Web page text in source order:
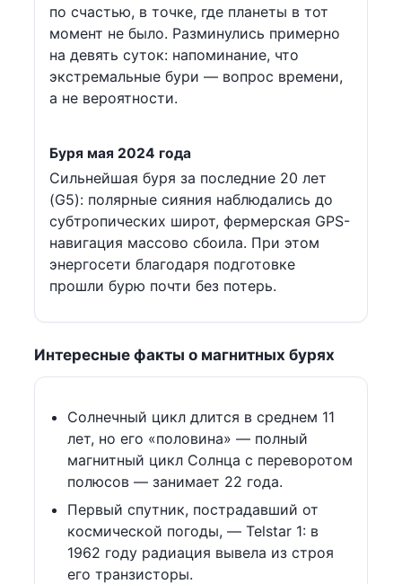
по счастью, в точке, где планеты в тот
момент не было. Разминулись примерно
на девять суток: напоминание, что
экстремальные бури — вопрос времени,
а не вероятности.
Буря мая 2024 года
Сильнейшая буря за последние 20 лет
(G5): полярные сияния наблюдались до
субтропических широт, фермерская GPS-
навигация массово сбоила. При этом
энергосети благодаря подготовке
прошли бурю почти без потерь.
Интересные факты о магнитных бурях
Солнечный цикл длится в среднем 11
лет, но его «половина» — полный
магнитный цикл Солнца с переворотом
полюсов — занимает 22 года.
Первый спутник, пострадавший от
космической погоды, — Telstar 1: в
1962 году радиация вывела из строя
его транзисторы.